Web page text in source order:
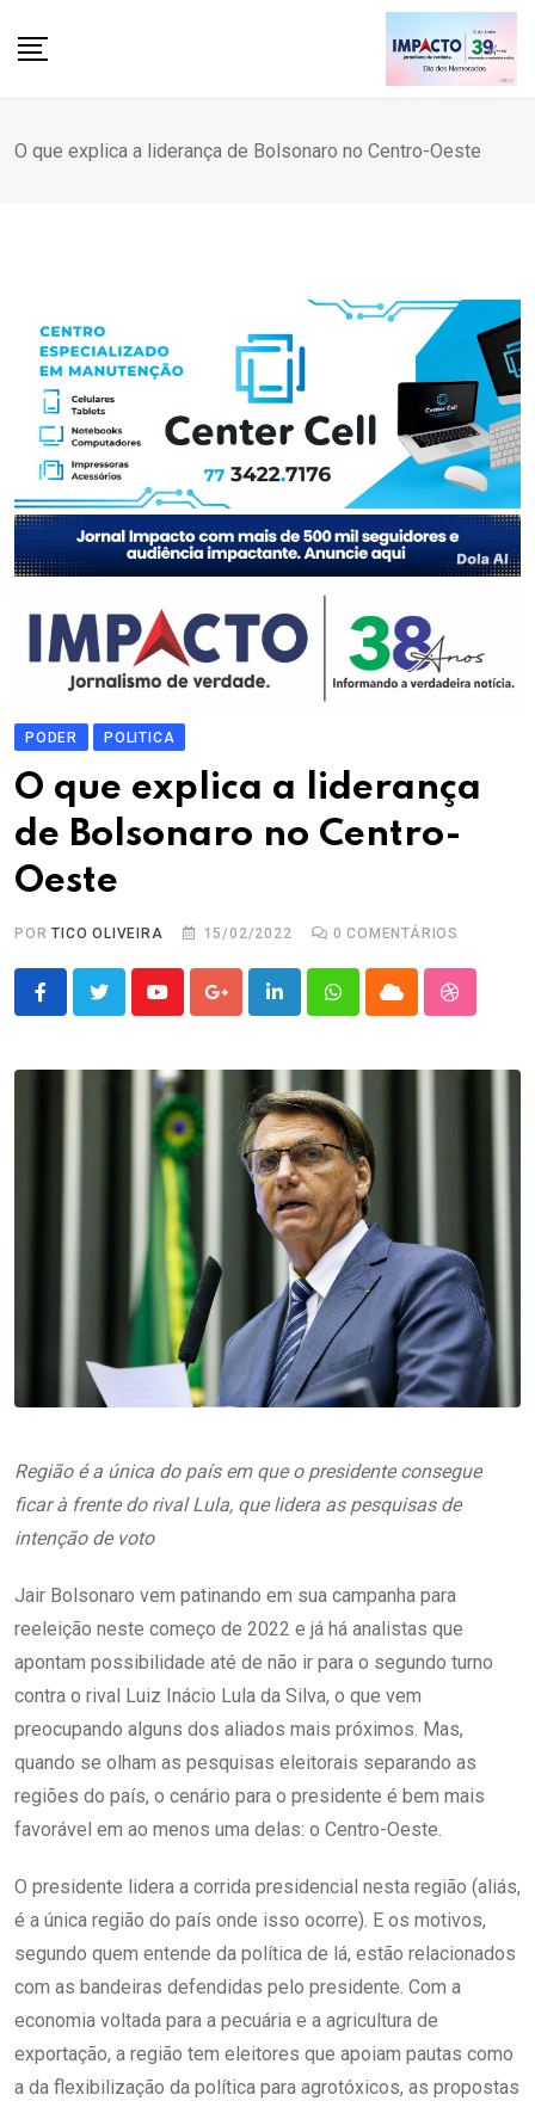
O que explica a liderança de Bolsonaro no Centro-Oeste
PODER POLITICA
O que explica a liderança
de Bolsonaro no Centro-
Oeste
PORTICO OLIVEIRA 15/02/2022 0 COMENTÁRIOS
YoutubeGoogle+LinkedInWhatsappCloud
Região é a única do país em que o presidente consegue
ficar à frente do rival Lula, que lidera as pesquisas de
intenção de voto
Jair Bolsonaro vem patinando em sua campanha para
reeleição neste começo de 2022 e já há analistas que
apontam possibilidade até de não ir para o segundo turno
contra o rival Luiz Inácio Lula da Silva, o que vem
preocupando alguns dos aliados mais próximos. Mas,
quando se olham as pesquisas eleitorais separando as
regiões do país, o cenário para o presidente é bem mais
favorável em ao menos uma delas: o Centro-Oeste.
O presidente lidera a corrida presidencial nesta região (aliás,
é a única região do país onde isso ocorre). E os motivos,
segundo quem entende da política de lá, estão relacionados
com as bandeiras defendidas pelo presidente. Com a
economia voltada para a pecuária e a agricultura de
exportação, a região tem eleitores que apoiam pautas como
a da flexibilização da política para agrotóxicos, as propostas